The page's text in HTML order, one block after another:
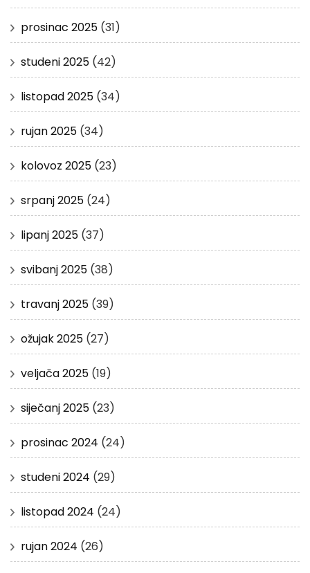
prosinac 2025 (31)
studeni 2025 (42)
listopad 2025 (34)
rujan 2025 (34)
kolovoz 2025 (23)
srpanj 2025 (24)
lipanj 2025 (37)
svibanj 2025 (38)
travanj 2025 (39)
ožujak 2025 (27)
veljača 2025 (19)
siječanj 2025 (23)
prosinac 2024 (24)
studeni 2024 (29)
listopad 2024 (24)
rujan 2024 (26)